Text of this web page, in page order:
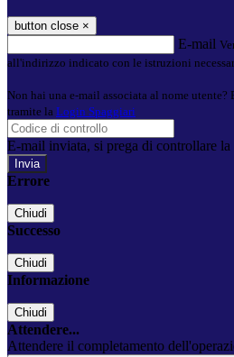
button close ×
E-mail
all'indirizzo indicato con le istruzioni
Non hai una e-mail associata al nome utente?
tramite la Login Spaggiari
E-mail inviata, si prega di controllare la
Errore
Chiudi
Successo
Chiudi
Informazione
Chiudi
Attendere...
Attendere il completamento